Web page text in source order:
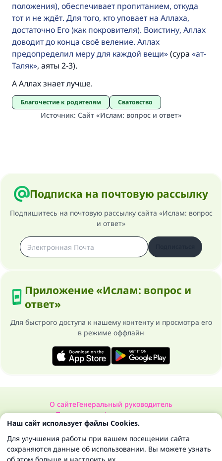
положения), обеспечивает пропитанием, откуда
тот и не ждёт. Для того, кто уповает на Аллаха,
достаточно Его )как покровителя). Воистину, Аллах
доводит до конца своё веление. Аллах
предопределил меру для каждой вещи (сура ат-
Таляк , аяты 2-3).
А Аллах знает лучше.
Благочестие к родителям Сватовство
Источник: Сайт «Ислам: вопрос и ответ»
Подписка на почтовую рассылку
Подпишитесь на почтовую рассылку сайта «Ислам: вопрос
и ответ»
Приложение «Ислам: вопрос и
ответ»
Для быстрого доступа к нашему контенту и просмотра его
в режиме оффлайн
О сайтеГенеральный руководитель
Политика конфиденциальности
Сайт «Ислам: вопрос и ответ». Все права защищены 1997-2025 ©
Наш сайт использует файлы Cookies.
Для улучшения работы при вашем посещении сайта
сохраняются данные об использовании. Вы можете узнать